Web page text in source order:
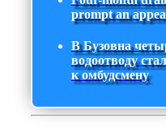
prompt an
В Бузовна
водоотводу
к омбудсмену